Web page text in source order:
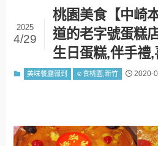
桃園美食【中崎
道的老字號蛋糕
生日蛋糕,伴手禮
2025
4/29
美味餐廳報到 ☺食桃園,新竹 2020-